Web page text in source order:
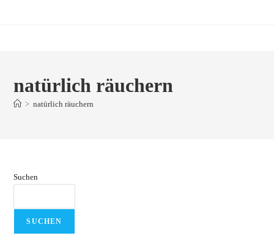
natürlich räuchern
> natürlich räuchern
Suchen
SUCHEN